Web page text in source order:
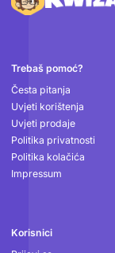
Podnožje
Trebaš pomoć?
Česta pitanja
Uvjeti korištenja
Uvjeti prodaje
Politika privatnosti
Politika kolačića
Impressum
Korisnici